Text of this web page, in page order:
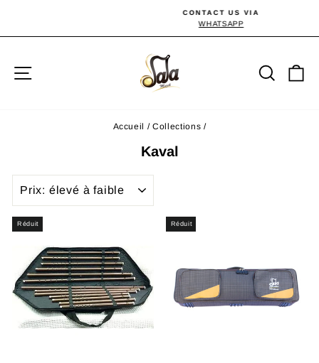
contenu
Diaporama
CONTACT US VIA
Accueil / Collections /
Kaval
Réduit Réduit